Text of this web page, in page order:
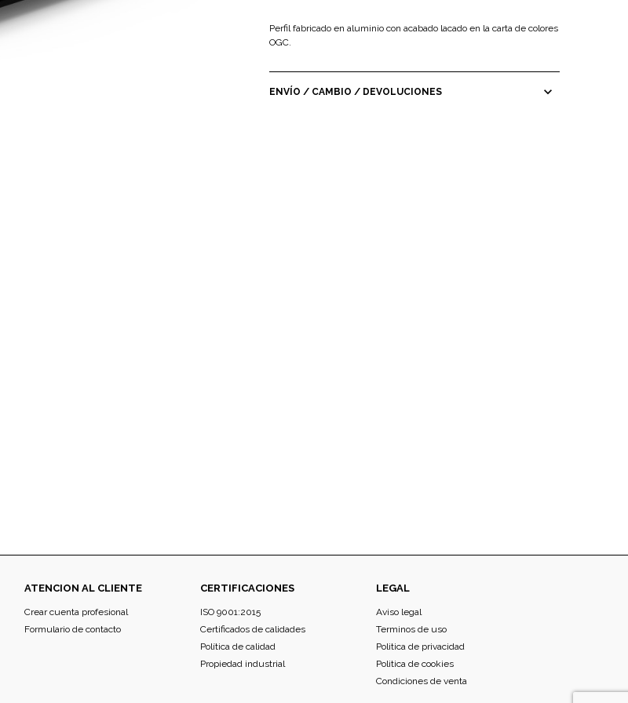
Perfil fabricado en aluminio con acabado lacado en la carta de colores
OGC.
expand_more
ENVÍO / CAMBIO / DEVOLUCIONES
ATENCION AL CLIENTE
Crear cuenta profesional
Formulario de contacto
CERTIFICACIONES
ISO 9001:2015
Certificados de calidades
Política de calidad
Propiedad industrial
LEGAL
Aviso legal
Terminos de uso
Politica de privacidad
Politica de cookies
Condiciones de venta